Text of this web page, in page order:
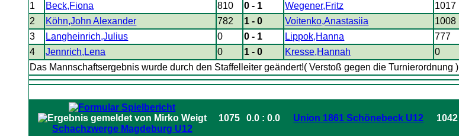
1 Beck,Fiona 810 0 - 1 Wegener,Fritz
1017
2
Köhn,John Alexander 782 1 - 0 Voitenko,Anastasiia
1008
3
Langheinrich,Julius 0 0 - 1 Lippok,Hanna
777
4
Jennrich,Lena 0 1 - 0 Kresse,Hannah
0
Das Mannschaftsergebnis wurde durch den Staffelleiter geändert!( Verstoß gegen die Turnierordnung )
Schachzwerge Magdeburg U12
1075 0.0 : 0.0 Union 1861 Schönebeck U12 1042